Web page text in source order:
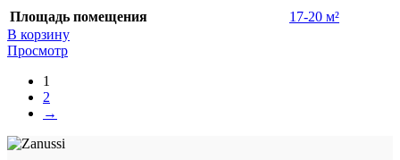
Площадь помещения
17-20 м²
В корзину
Просмотр
1
2
→